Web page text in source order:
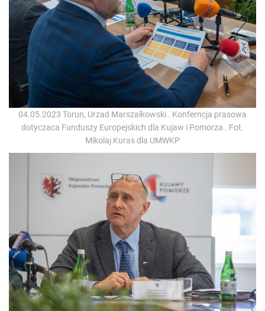
04.05.2023 Torun, Urzad Marszalkowski . Konferncja prasowa
dotyczaca Funduszy Europejskich dla Kujaw i Pomorza . Fot.
Mikolaj Kuras dla UMWKP